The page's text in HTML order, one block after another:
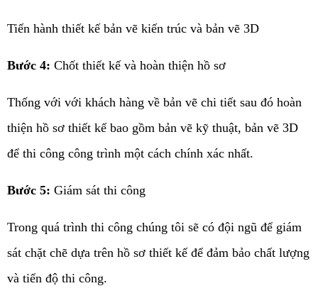
Tiến hành thiết kế bản vẽ kiến trúc và bản vẽ 3D
Bước 4: Chốt thiết kế và hoàn thiện hồ sơ
Thống với với khách hàng về bản vẽ chi tiết sau đó hoàn
thiện hồ sơ thiết kế bao gồm bản vẽ kỹ thuật, bản vẽ 3D
để thi công công trình một cách chính xác nhất.
Bước 5: Giám sát thi công
Trong quá trình thi công chúng tôi sẽ có đội ngũ để giám
sát chặt chẽ dựa trên hồ sơ thiết kế để đảm bảo chất lượng
và tiến độ thi công.